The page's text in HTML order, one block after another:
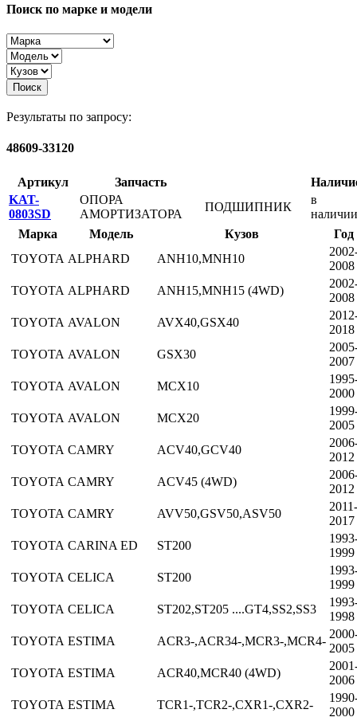
Поиск по марке и модели
Поиск
Результаты по запросу:
48609-33120
Артикул Запчасть
KAT-
0803SD
ОПОРА
АМОРТИЗАТОРА
ПОДШИПНИК
в
наличии
Марка
Модель Кузов
Год
TOYOTA ALPHARD ANH10,MNH10
2008
TOYOTA ALPHARD ANH15,MNH15 (4WD)
2008
TOYOTA AVALON AVX40,GSX40
2018
TOYOTA AVALON GSX30
2007
TOYOTA AVALON MCX10
2000
TOYOTA AVALON MCX20
2005
TOYOTA CAMRY ACV40,GCV40
2012
TOYOTA CAMRY ACV45 (4WD)
2012
TOYOTA CAMRY AVV50,GSV50,ASV50
2011-
2017
TOYOTA CARINA ED ST200
1999
TOYOTA CELICA ST200
1999
TOYOTA CELICA ST202,ST205 ....GT4,SS2,SS3
1998
TOYOTA ESTIMA ACR3-,ACR34-,MCR3-,MCR4-
2005
TOYOTA ESTIMA ACR40,MCR40 (4WD)
2006
TOYOTA ESTIMA TCR1-,TCR2-,CXR1-,CXR2-
2000